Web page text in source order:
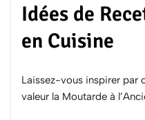
Idées de
en Cuisine
Laissez-vous inspirer par
valeur la Moutarde à